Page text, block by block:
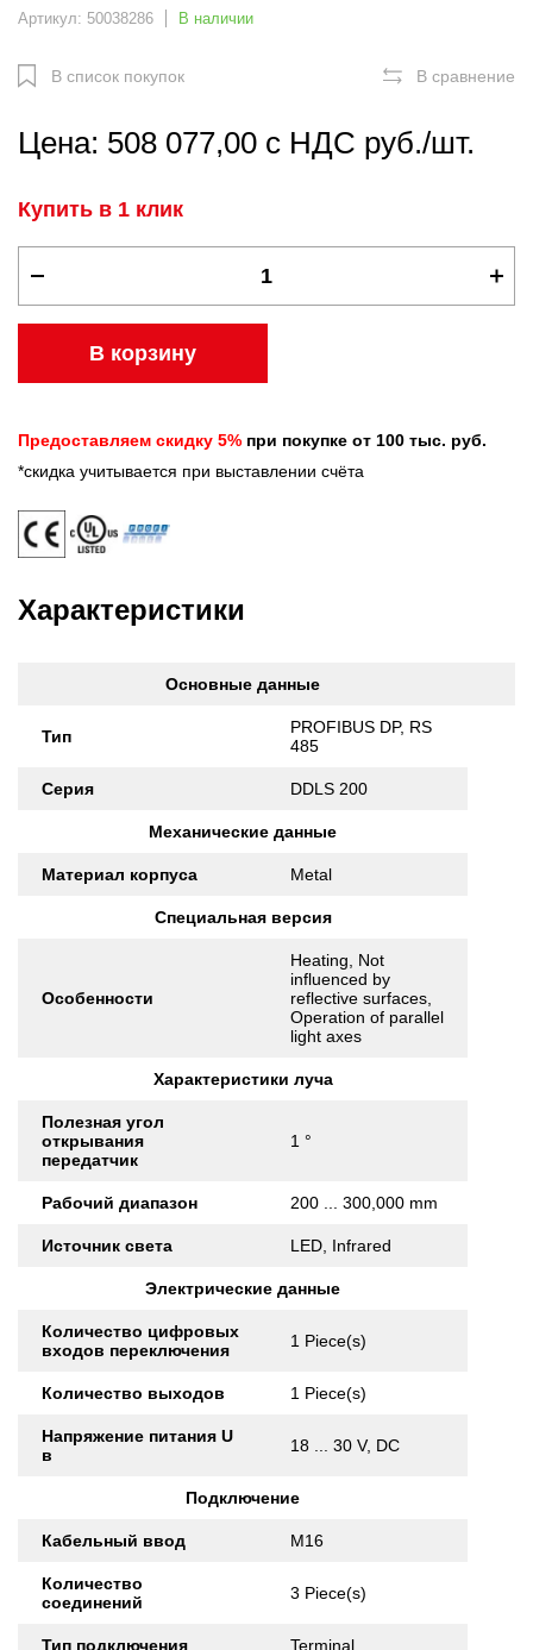
Артикул: 50038286 В наличии
В список покупок В сравнение
Цена: 508 077,00 с НДС руб./шт.
Купить в 1 клик
В корзину
Предоставляем скидку 5% при покупке от 100 тыс. руб.
*скидка учитывается при выставлении счёта
Характеристики
Основные данные
Тип
PROFIBUS DP, RS
485
Серия DDLS 200
Механические данные
Материал корпуса Metal
Специальная версия
Особенности
Heating, Not
influenced by
reflective surfaces,
Operation of parallel
light axes
Характеристики луча
Полезная угол
открывания
передатчик
1 °
Рабочий диапазон 200 ... 300,000 mm
Источник света LED, Infrared
Электрические данные
Количество цифровых
входов переключения
1 Piece(s)
Количество выходов 1 Piece(s)
Напряжение питания U
в
18 ... 30 V, DC
Подключение
Кабельный ввод M16
Количество
соединений
3 Piece(s)
Тип подключения Terminal